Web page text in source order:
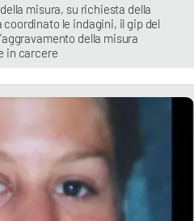
misura, su richiesta della
le indagini, il gip del
della misura
in carcere